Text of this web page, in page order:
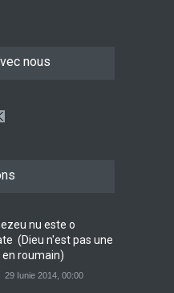
nous
nu este o
(Dieu n'est pas une
roumain)
29 Iunie 2014, 00:00